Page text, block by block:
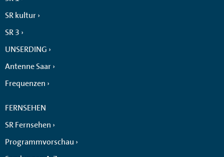
SR kultur
SR 3
UNSERDING
Antenne Saar
Frequenzen
FERNSEHEN
SR Fernsehen
Programmvorschau